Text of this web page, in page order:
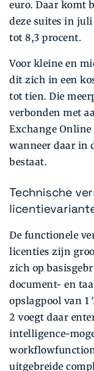
euro. Daar komt
deze suites in
tot 8,3 procent.
Voor kleine en
dit zich in een
tot tien. Die
verbonden met
Exchange
wanneer daar in
bestaat.
Technische
De functionele
licenties zijn
zich op
document- en
opslagpool van 1
2 voegt daar
intelligence-
uitgebreide